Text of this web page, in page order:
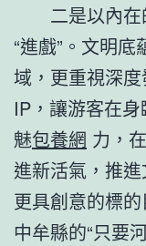
二是以內
“進戲”。文明
域，更重視深
IP，讓游客在
魅包養網 力，
進新活氣，推
更具創意的標
中牟縣的“只要